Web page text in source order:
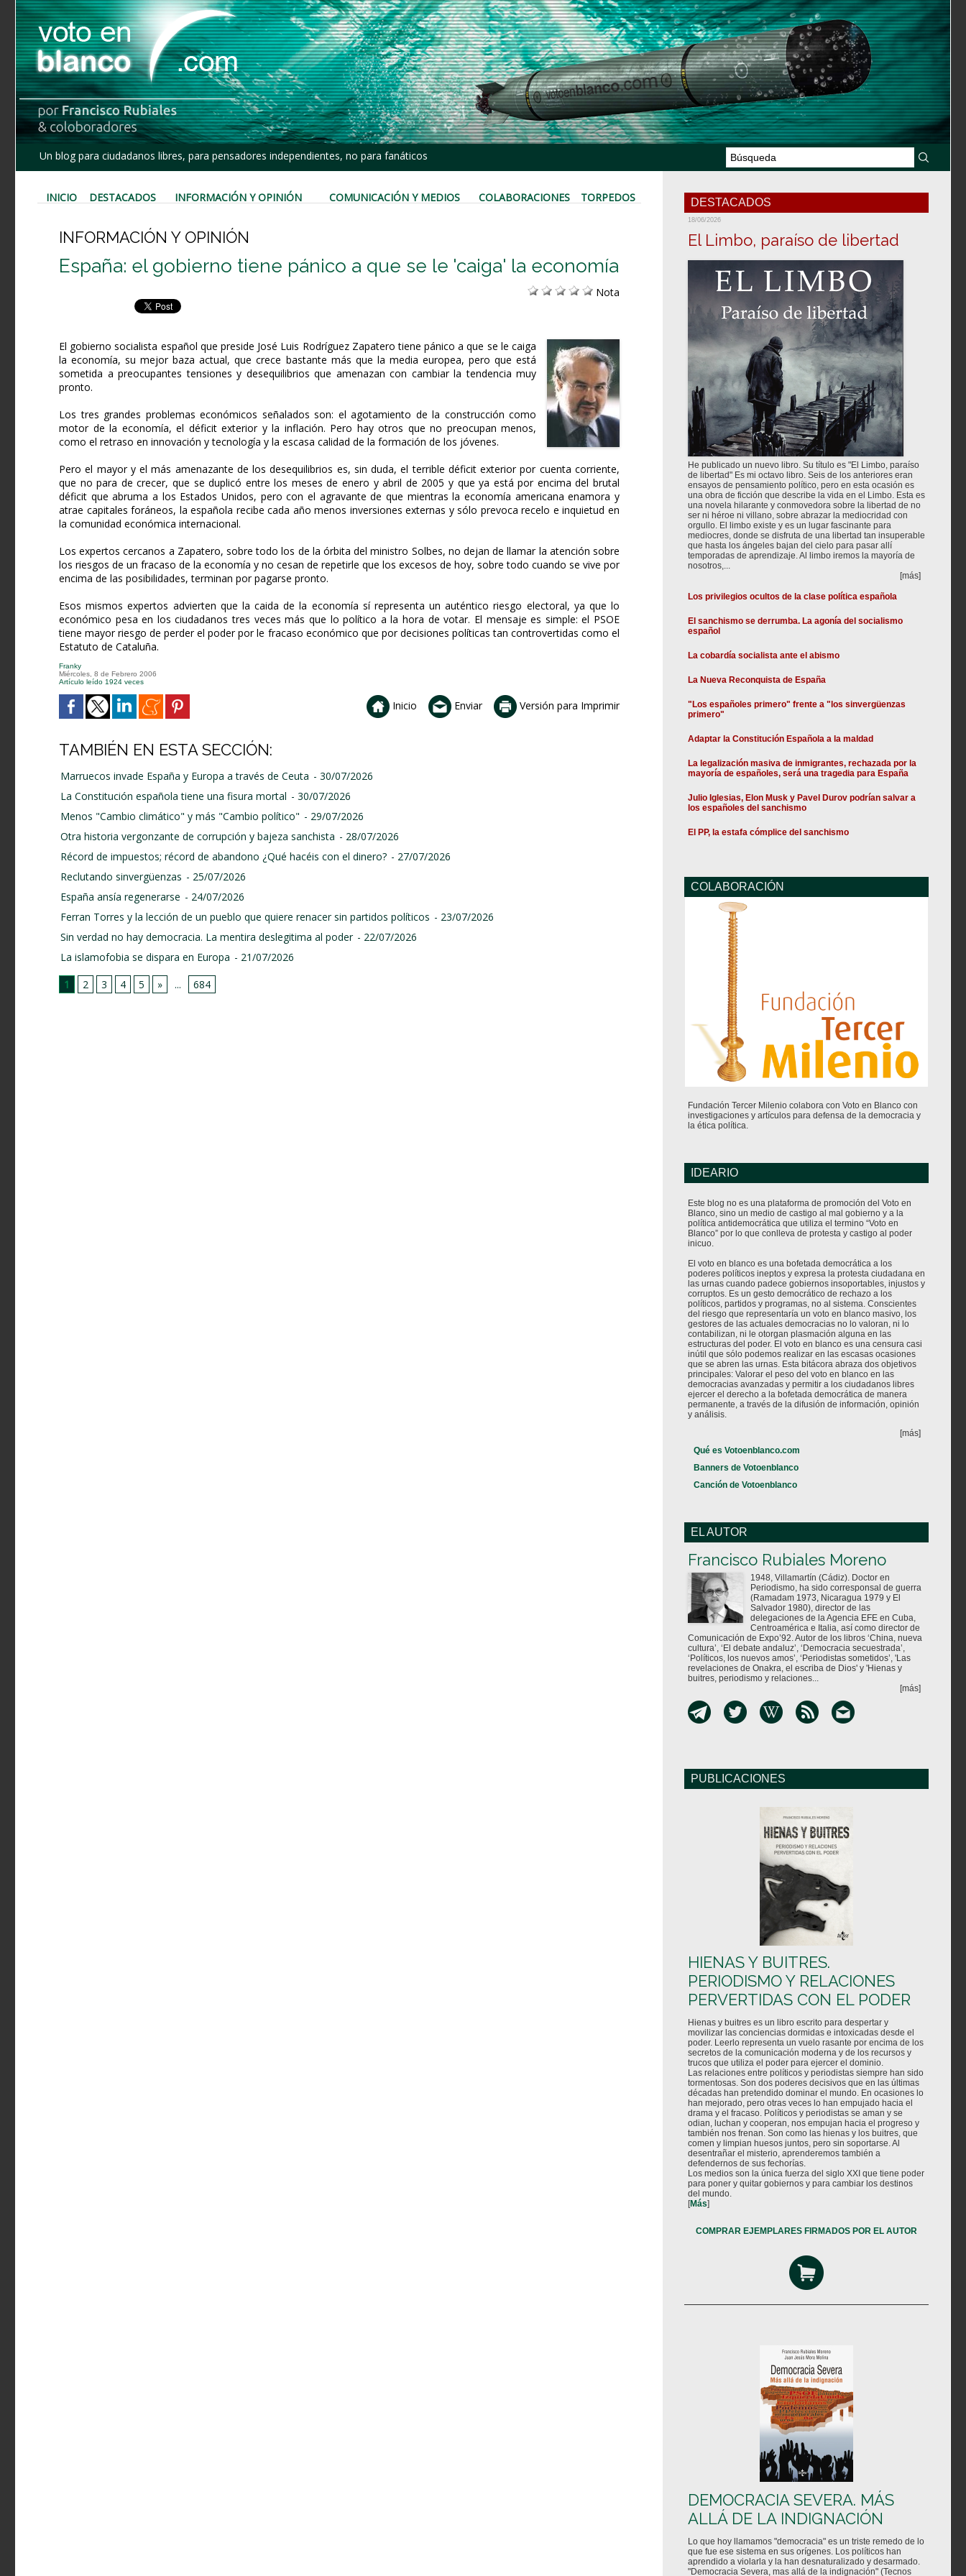
Un blog para ciudadanos libres, para pensadores independientes, no para fanáticos
INICIO DESTACADOS INFORMACIÓN Y OPINIÓN COMUNICACIÓN Y MEDIOS COLABORACIONES TORPEDOS
INFORMACIÓN Y OPINIÓN
España: el gobierno tiene pánico a que se le 'caiga' la economía
Nota
El gobierno socialista español que preside José Luis Rodríguez Zapatero tiene pánico a que se le caiga
la economía, su mejor baza actual, que crece bastante más que la media europea, pero que está
sometida a preocupantes tensiones y desequilibrios que amenazan con cambiar la tendencia muy
pronto.
Los tres grandes problemas económicos señalados son: el agotamiento de la construcción como
motor de la economía, el déficit exterior y la inflación. Pero hay otros que no preocupan menos,
como el retraso en innovación y tecnología y la escasa calidad de la formación de los jóvenes.
Pero el mayor y el más amenazante de los desequilibrios es, sin duda, el terrible déficit exterior por cuenta corriente,
que no para de crecer, que se duplicó entre los meses de enero y abril de 2005 y que ya está por encima del brutal
déficit que abruma a los Estados Unidos, pero con el agravante de que mientras la economía americana enamora y
atrae capitales foráneos, la española recibe cada año menos inversiones externas y sólo prevoca recelo e inquietud en
la comunidad económica internacional.
Los expertos cercanos a Zapatero, sobre todo los de la órbita del ministro Solbes, no dejan de llamar la atención sobre
los riesgos de un fracaso de la economía y no cesan de repetirle que los excesos de hoy, sobre todo cuando se vive por
encima de las posibilidades, terminan por pagarse pronto.
Esos mismos expertos advierten que la caida de la economía sí representa un auténtico riesgo electoral, ya que lo
económico pesa en los ciudadanos tres veces más que lo político a la hora de votar. El mensaje es simple: el PSOE
tiene mayor riesgo de perder el poder por le fracaso económico que por decisiones políticas tan controvertidas como el
Estatuto de Cataluña.
Franky
Miércoles, 8 de Febrero 2006
Artículo leído 1924 veces
Inicio Enviar Versión para Imprimir
TAMBIÉN EN ESTA SECCIÓN:
Marruecos invade España y Europa a través de Ceuta - 30/07/2026
La Constitución española tiene una fisura mortal - 30/07/2026
Menos "Cambio climático" y más "Cambio político" - 29/07/2026
Otra historia vergonzante de corrupción y bajeza sanchista - 28/07/2026
Récord de impuestos; récord de abandono ¿Qué hacéis con el dinero? - 27/07/2026
Reclutando sinvergüenzas - 25/07/2026
España ansía regenerarse - 24/07/2026
Ferran Torres y la lección de un pueblo que quiere renacer sin partidos políticos - 23/07/2026
Sin verdad no hay democracia. La mentira deslegitima al poder - 22/07/2026
La islamofobia se dispara en Europa - 21/07/2026
1
2 3 4 5 » ... 684
DESTACADOS
18/06/2026
El Limbo, paraíso de libertad
He publicado un nuevo libro. Su título es "El Limbo, paraíso
de libertad" Es mi octavo libro. Seis de los anteriores eran
ensayos de pensamiento político, pero en esta ocasión es
una obra de ficción que describe la vida en el Limbo. Esta es
una novela hilarante y conmovedora sobre la libertad de no
ser ni héroe ni villano, sobre abrazar la mediocridad con
orgullo. El limbo existe y es un lugar fascinante para
mediocres, donde se disfruta de una libertad tan insuperable
que hasta los ángeles bajan del cielo para pasar allí
temporadas de aprendizaje. Al limbo iremos la mayoría de
nosotros,...
[más]
Los privilegios ocultos de la clase política española
El sanchismo se derrumba. La agonía del socialismo
español
La cobardía socialista ante el abismo
La Nueva Reconquista de España
"Los españoles primero" frente a "los sinvergüenzas
primero"
Adaptar la Constitución Española a la maldad
La legalización masiva de inmigrantes, rechazada por la
mayoría de españoles, será una tragedia para España
Julio Iglesias, Elon Musk y Pavel Durov podrían salvar a
los españoles del sanchismo
El PP, la estafa cómplice del sanchismo
COLABORACIÓN
Fundación Tercer Milenio colabora con Voto en Blanco con
investigaciones y artículos para defensa de la democracia y
la ética política.
IDEARIO
Este blog no es una plataforma de promoción del Voto en
Blanco, sino un medio de castigo al mal gobierno y a la
política antidemocrática que utiliza el termino “Voto en
Blanco” por lo que conlleva de protesta y castigo al poder
inicuo.
El voto en blanco es una bofetada democrática a los
poderes políticos ineptos y expresa la protesta ciudadana en
las urnas cuando padece gobiernos insoportables, injustos y
corruptos. Es un gesto democrático de rechazo a los
políticos, partidos y programas, no al sistema. Conscientes
del riesgo que representaría un voto en blanco masivo, los
gestores de las actuales democracias no lo valoran, ni lo
contabilizan, ni le otorgan plasmación alguna en las
estructuras del poder. El voto en blanco es una censura casi
inútil que sólo podemos realizar en las escasas ocasiones
que se abren las urnas. Esta bitácora abraza dos objetivos
principales: Valorar el peso del voto en blanco en las
democracias avanzadas y permitir a los ciudadanos libres
ejercer el derecho a la bofetada democrática de manera
permanente, a través de la difusión de información, opinión
y análisis.
[más]
Qué es Votoenblanco.com
Banners de Votoenblanco
Canción de Votoenblanco
EL AUTOR
Francisco Rubiales Moreno
1948, Villamartín (Cádiz). Doctor en
Periodismo, ha sido corresponsal de guerra
(Ramadam 1973, Nicaragua 1979 y El
Salvador 1980), director de las
delegaciones de la Agencia EFE en Cuba,
Centroamérica e Italia, así como director de
Comunicación de Expo’92. Autor de los libros ‘China, nueva
cultura’, ‘El debate andaluz’, ‘Democracia secuestrada’,
‘Políticos, los nuevos amos’, ‘Periodistas sometidos’, 'Las
revelaciones de Onakra, el escriba de Dios' y 'Hienas y
buitres, periodismo y relaciones...
[más]
PUBLICACIONES
HIENAS Y BUITRES.
PERIODISMO Y RELACIONES
PERVERTIDAS CON EL PODER
Hienas y buitres es un libro escrito para despertar y
movilizar las conciencias dormidas e intoxicadas desde el
poder. Leerlo representa un vuelo rasante por encima de los
secretos de la comunicación moderna y de los recursos y
trucos que utiliza el poder para ejercer el dominio.
Las relaciones entre políticos y periodistas siempre han sido
tormentosas. Son dos poderes decisivos que en las últimas
décadas han pretendido dominar el mundo. En ocasiones lo
han mejorado, pero otras veces lo han empujado hacia el
drama y el fracaso. Políticos y periodistas se aman y se
odian, luchan y cooperan, nos empujan hacia el progreso y
también nos frenan. Son como las hienas y los buitres, que
comen y limpian huesos juntos, pero sin soportarse. Al
desentrañar el misterio, aprenderemos también a
defendernos de sus fechorías.
Los medios son la única fuerza del siglo XXI que tiene poder
para poner y quitar gobiernos y para cambiar los destinos
del mundo.
[Más]
COMPRAR EJEMPLARES FIRMADOS POR EL AUTOR
DEMOCRACIA SEVERA. MÁS
ALLÁ DE LA INDIGNACIÓN
Lo que hoy llamamos "democracia" es un triste remedo de lo
que fue ese sistema en sus orígenes. Los políticos han
aprendido a violarla y la han desnaturalizado y desarmado.
"Democracia Severa, mas allá de la indignación" (Tecnos